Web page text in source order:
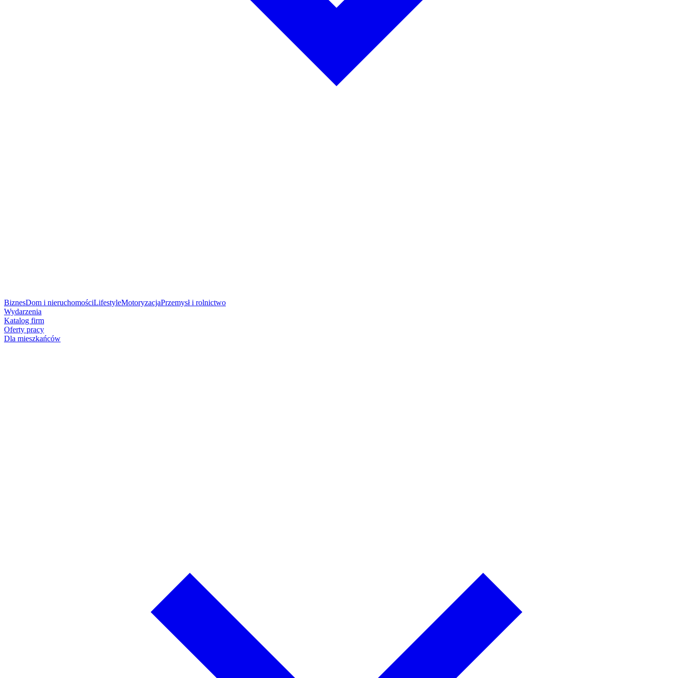
BiznesDom i nieruchomościLifestyleMotoryzacjaPrzemysł i rolnictwo
Wydarzenia
Katalog firm
Oferty pracy
Dla mieszkańców